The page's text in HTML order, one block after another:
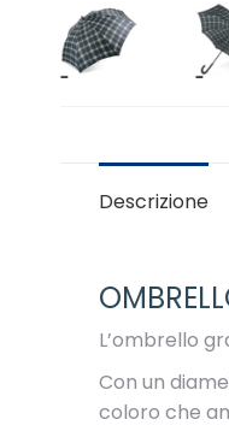
Descrizione
L’ombrello
Con un
coloro che